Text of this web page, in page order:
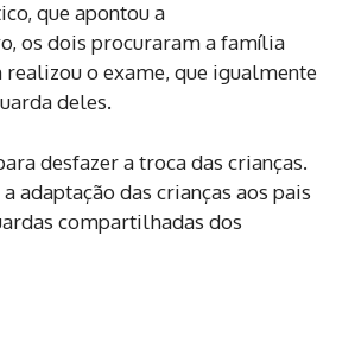
que apontou a
os dois procuraram a família
o exame, que igualmente
deles.
desfazer a troca das crianças.
adaptação das crianças aos pais
compartilhadas dos